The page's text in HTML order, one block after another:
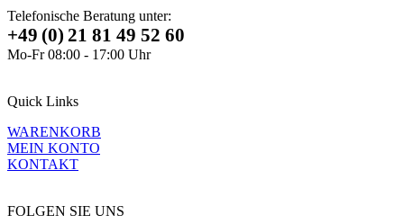
Telefonische Beratung unter:
+49 (0) 21 81 49 52 60
Mo-Fr 08:00 - 17:00 Uhr
Quick Links
WARENKORB
MEIN KONTO
KONTAKT
FOLGEN SIE UNS